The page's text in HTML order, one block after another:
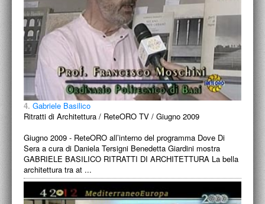
4. Gabriele Basilico
Ritratti di Architettura / ReteORO TV / Giugno 2009
Giugno 2009 - ReteORO all’interno del programma Dove Di
Sera a cura di Daniela Tersigni Benedetta Giardini mostra
GABRIELE BASILICO RITRATTI DI ARCHITETTURA La bella
architettura tra at ...